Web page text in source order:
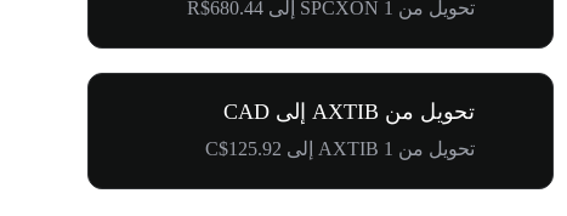
تحويل من 1 SPCXON إلى R$680.44
تحويل من AXTIB إلى CAD
تحويل من 1 AXTIB إلى C$125.92